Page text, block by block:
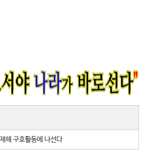
해 구호활동에 나선다